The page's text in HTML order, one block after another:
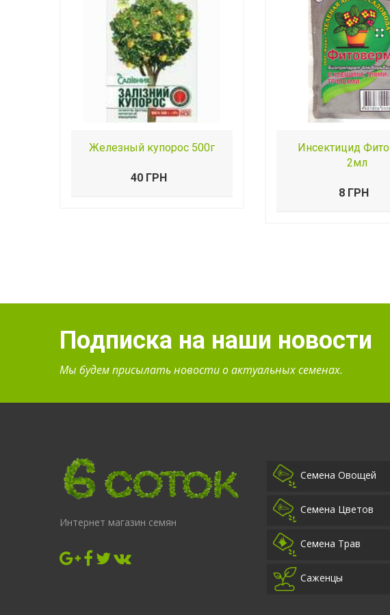
Железный купорос 500г
40 ГРН
Инсектицид
2мл
8 ГРН
Подписка на наши новости
Мы будем присылать новости о актуальных семенах.
Интернет магазин семян
Семена Овощей
Семена Цветов
Семена Трав
Саженцы